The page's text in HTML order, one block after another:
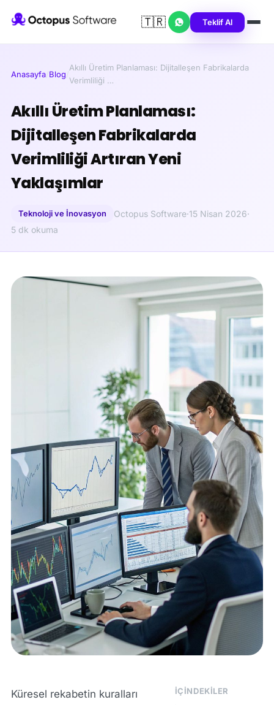
🇹🇷 Teklif Al
Anasayfa/Blog/
Akıllı Üretim Planlaması: Dijitalleşen Fabrikalarda
Verimliliği …
Akıllı Üretim Planlaması:
Dijitalleşen Fabrikalarda
Verimliliği Artıran Yeni
Yaklaşımlar
Teknoloji ve İnovasyon Octopus Software·15 Nisan 2026·
5 dk okuma
İÇINDEKILER
Küresel rekabetin kuralları